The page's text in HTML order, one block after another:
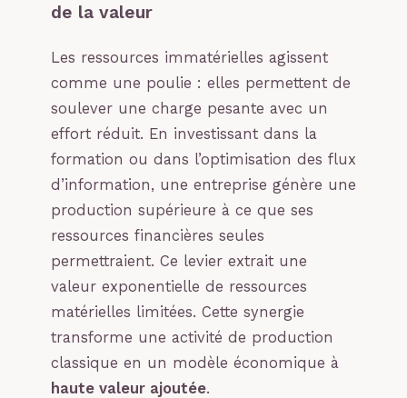
de la valeur
Les ressources immatérielles agissent
comme une poulie : elles permettent de
soulever une charge pesante avec un
effort réduit. En investissant dans la
formation ou dans l’optimisation des flux
d’information, une entreprise génère une
production supérieure à ce que ses
ressources financières seules
permettraient. Ce levier extrait une
valeur exponentielle de ressources
matérielles limitées. Cette synergie
transforme une activité de production
classique en un modèle économique à
haute valeur ajoutée.